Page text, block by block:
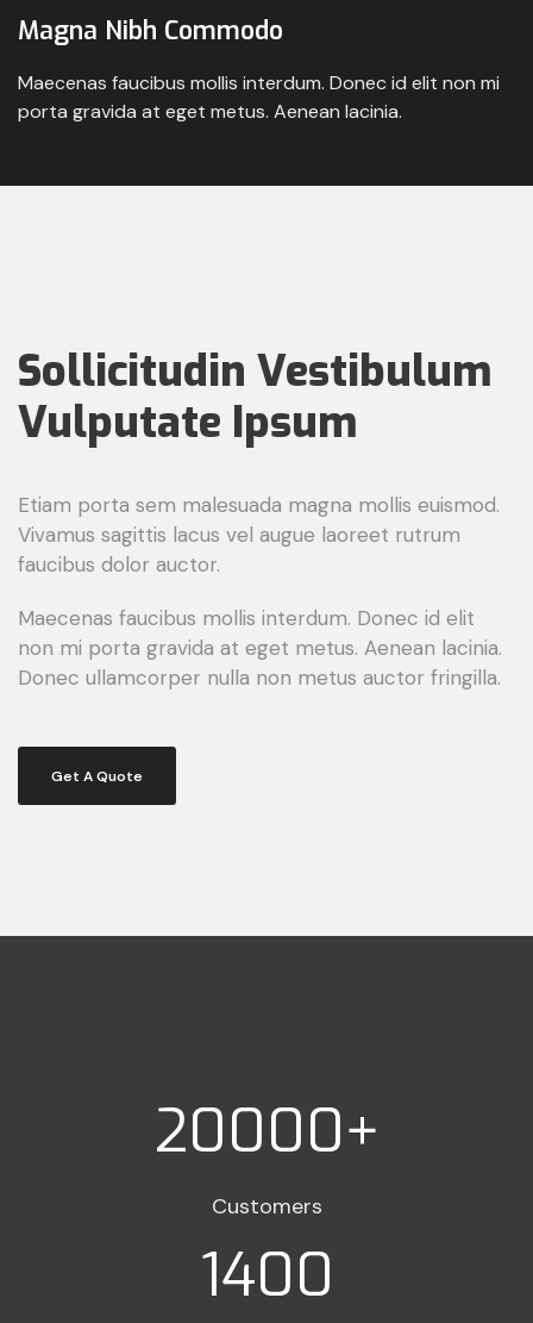
Magna Nibh Commodo
Maecenas faucibus mollis interdum. Donec id elit non mi
porta gravida at eget metus. Aenean lacinia.
Sollicitudin Vestibulum
Vulputate Ipsum
Etiam porta sem malesuada magna mollis euismod.
Vivamus sagittis lacus vel augue laoreet rutrum
faucibus dolor auctor.
Maecenas faucibus mollis interdum. Donec id elit
non mi porta gravida at eget metus. Aenean lacinia.
Donec ullamcorper nulla non metus auctor fringilla.
Get A Quote
20000+
Customers
1400